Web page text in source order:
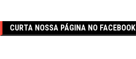
CURTA NOSSA PÁGINA NO FACEBOOK